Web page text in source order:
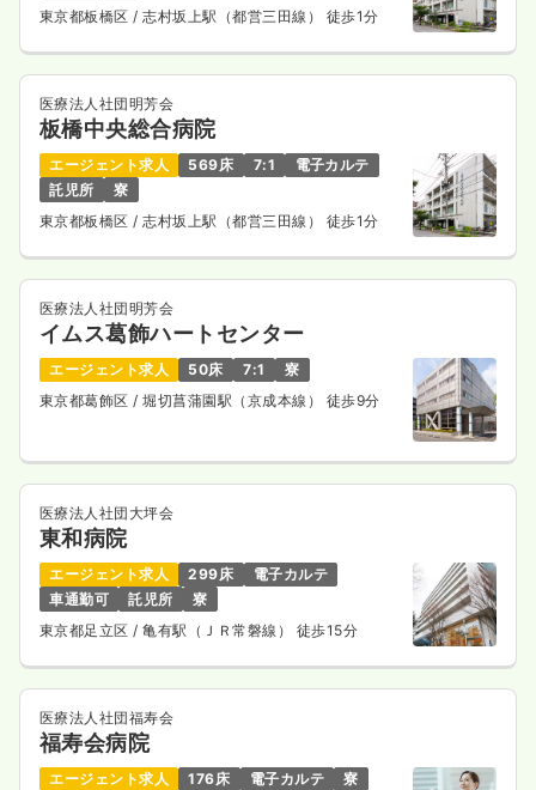
東京都板橋区 / 志村坂上駅（都営三田線） 徒歩1分
医療法人社団明芳会
板橋中央総合病院
エージェント求人 569床 7:1
電子カルテ
託児所
寮
東京都板橋区 / 志村坂上駅（都営三田線） 徒歩1分
医療法人社団明芳会
イムス葛飾ハートセンター
エージェント求人 50床 7:1
寮
東京都葛飾区/ 堀切菖蒲園駅（京成本線） 徒歩9分
医療法人社団大坪会
東和病院
エージェント求人 299床
電子カルテ
車通勤可
託児所
寮
東京都足立区 / 亀有駅（ＪＲ常磐線） 徒歩15分
医療法人社団福寿会
福寿会病院
エージェント求人 176床 電子カルテ
寮